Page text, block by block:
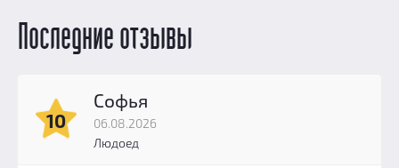
Последние отзывы
10
Софья
06.08.2026
Людоед